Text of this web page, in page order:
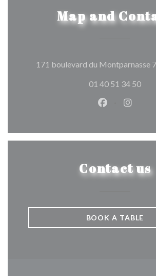
Map and
171 boulevard du Montparnasse
01 40 51 34 50
Facebook
Contact us
BOOK A TABLE